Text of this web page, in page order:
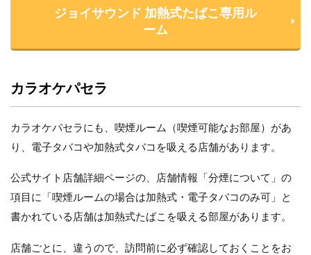
ジョイサウンド 加熱式たばこ専用ル
ーム
カラオケパセラ
カラオケパセラにも、喫煙ルーム（喫煙可能なお部屋）があ
り、電子タバコや加熱式タバコを吸える店舗があります。
公式サイト店舗詳細ページの、店舗情報「分煙について」の
項目に「喫煙ルームの場合は加熱式・電子タバコのみ可」と
書かれている店舗は加熱式たばこを吸える部屋があります。
店舗ごとに、違うので、訪問前に必ず確認しておくことをお